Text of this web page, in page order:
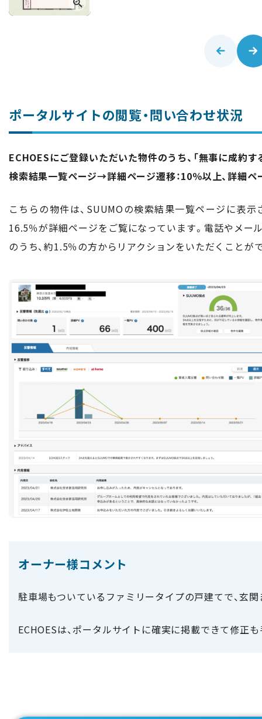
ポータルサイトの閲覧・問い合わせ状況
ECHOESにご登録いただいた物件のうち、「無事に成約
検索結果一覧ページ→詳細ページ遷移：10％以上、詳細
こちらの物件は、SUUMOの検索結果一覧ページに表
16.5％が詳細ページをご覧になっています。電話やメー
のうち、約1.5％の方からリアクションをいただくことが
オーナー様コメント
駐車場もついているファミリータイプの戸建てで、玄
ECHOESは、ポータルサイトに確実に掲載できて修正